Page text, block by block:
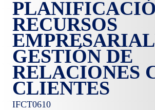
RECURSOS
GESTIÓN DE
RELACIONES
CLIENTES
IFCT0610